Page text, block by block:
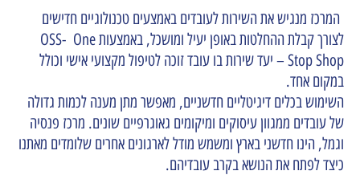
המרכז מנגיש את השירות לעובדים באמצעים טכנולוגיים חדישים
לצורך קבלת ההחלטות באופן יעיל ומושכל, באמצעות OSS- One
Stop Shop – יעד שירות בו עובד זוכה לטיפול מקצועי אישי וכולל
במקום אחד.
השימוש בכלים דיגיטליים חדשניים, מאפשר מתן מענה לכמות גדולה
של עובדים ממגוון עיסוקים ומיקומים גאוגרפיים שונים. מרכז פנסיה
וגמל, הינו חדשני בארץ ומשמש מודל לארגונים אחרים שלומדים מאתנו
כיצד לפתח את הנושא בקרב עובדיהם.